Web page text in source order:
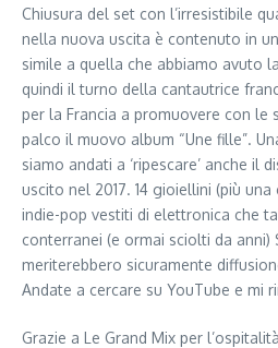
Chiusura del set con l’irresistibile
nella nuova uscita è contenuto in
simile a quella che abbiamo avuto
quindi il turno della cantautrice
per la Francia a promuovere con le
palco il muovo album “Une fille”.
siamo andati a ‘ripescare’ anche il
uscito nel 2017. 14 gioiellini (più
indie-pop vestiti di elettronica che
conterranei (e ormai sciolti da anni)
meriterebbero sicuramente
Andate a cercare su YouTube e mi
Grazie a Le Grand Mix per